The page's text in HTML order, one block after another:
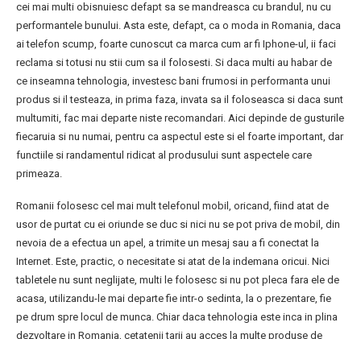
cei mai multi obisnuiesc defapt sa se mandreasca cu brandul, nu cu
performantele bunului. Asta este, defapt, ca o moda in Romania, daca
ai telefon scump, foarte cunoscut ca marca cum ar fi Iphone-ul, ii faci
reclama si totusi nu stii cum sa il folosesti. Si daca multi au habar de
ce inseamna tehnologia, investesc bani frumosi in performanta unui
produs si il testeaza, in prima faza, invata sa il foloseasca si daca sunt
multumiti, fac mai departe niste recomandari. Aici depinde de gusturile
fiecaruia si nu numai, pentru ca aspectul este si el foarte important, dar
functiile si randamentul ridicat al produsului sunt aspectele care
primeaza.
Romanii folosesc cel mai mult telefonul mobil, oricand, fiind atat de
usor de purtat cu ei oriunde se duc si nici nu se pot priva de mobil, din
nevoia de a efectua un apel, a trimite un mesaj sau a fi conectat la
Internet. Este, practic, o necesitate si atat de la indemana oricui. Nici
tabletele nu sunt neglijate, multi le folosesc si nu pot pleca fara ele de
acasa, utilizandu-le mai departe fie intr-o sedinta, la o prezentare, fie
pe drum spre locul de munca. Chiar daca tehnologia este inca in plina
dezvoltare in Romania, cetatenii tarii au acces la multe produse de